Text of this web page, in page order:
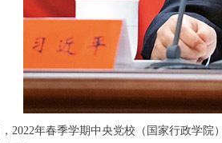
，2022年春季学期中央党校（国家行政学